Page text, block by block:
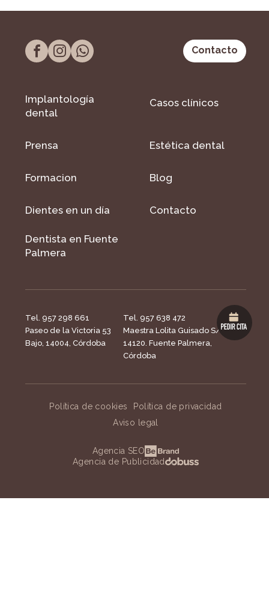
Contacto
Implantología
dental
Casos clínicos
Prensa Estética dental
Formacion Blog
Dientes en un día Contacto
Dentista en Fuente
Palmera
Tel. 957 298 661
Paseo de la Victoria 53
Bajo, 14004, Córdoba
Tel. 957 638 472
Maestra Lolita Guisado S/N,
14120. Fuente Palmera,
Córdoba
Política de cookies
Política de privacidad
Aviso legal
Agencia SEO
Agencia de Publicidad